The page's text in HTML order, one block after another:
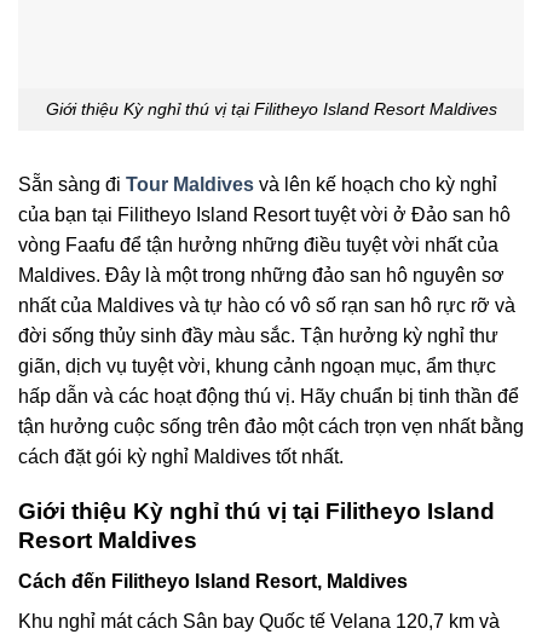
Giới thiệu Kỳ nghỉ thú vị tại Filitheyo Island Resort Maldives
Sẵn sàng đi Tour Maldives và lên kế hoạch cho kỳ nghỉ
của bạn tại Filitheyo Island Resort tuyệt vời ở Đảo san hô
vòng Faafu để tận hưởng những điều tuyệt vời nhất của
Maldives. Đây là một trong những đảo san hô nguyên sơ
nhất của Maldives và tự hào có vô số rạn san hô rực rỡ và
đời sống thủy sinh đầy màu sắc. Tận hưởng kỳ nghỉ thư
giãn, dịch vụ tuyệt vời, khung cảnh ngoạn mục, ẩm thực
hấp dẫn và các hoạt động thú vị. Hãy chuẩn bị tinh thần để
tận hưởng cuộc sống trên đảo một cách trọn vẹn nhất bằng
cách đặt gói kỳ nghỉ Maldives tốt nhất.
Giới thiệu Kỳ nghỉ thú vị tại Filitheyo Island
Resort Maldives
Cách đến Filitheyo Island Resort, Maldives
Khu nghỉ mát cách Sân bay Quốc tế Velana 120,7 km và